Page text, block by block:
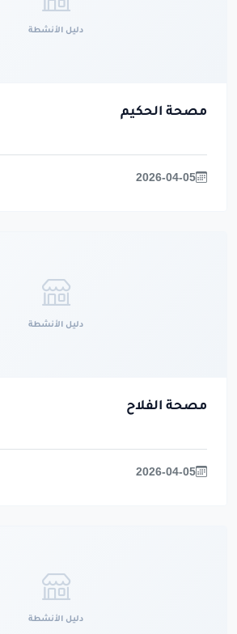
دليل الأنشطة
مصحة الحكيم
2026-04-05
دليل الأنشطة
مصحة الفلاح
2026-04-05
دليل الأنشطة